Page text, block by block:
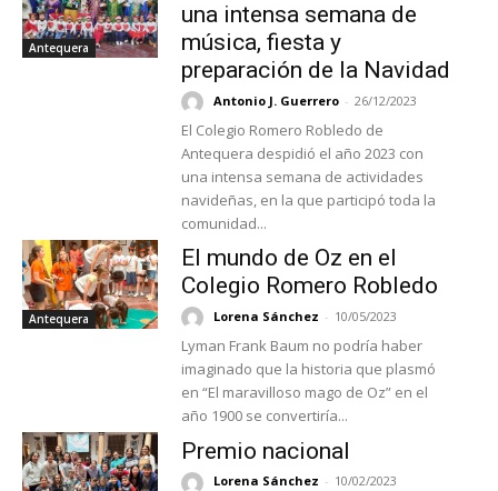
Antequera
una intensa semana de
música, fiesta y
preparación de la Navidad
Antonio J. Guerrero - 26/12/2023
El Colegio Romero Robledo de
Antequera despidió el año 2023 con
una intensa semana de actividades
navideñas, en la que participó toda la
comunidad...
Antequera
El mundo de Oz en el
Colegio Romero Robledo
Lorena Sánchez - 10/05/2023
Lyman Frank Baum no podría haber
imaginado que la historia que plasmó
en “El maravilloso mago de Oz” en el
año 1900 se convertiría...
Premio nacional
Lorena Sánchez - 10/02/2023